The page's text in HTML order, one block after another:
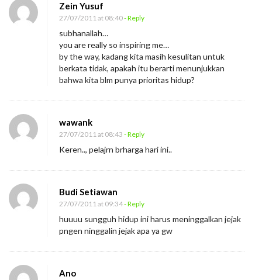
p
Zein Yusuf
27/07/2011 at 08:40- Reply
subhanallah…
you are really so inspiring me…
by the way, kadang kita masih kesulitan untuk
berkata tidak, apakah itu berarti menunjukkan
bahwa kita blm punya prioritas hidup?
wawank
27/07/2011 at 08:43 - Reply
Keren.., pelajrn brharga hari ini..
Budi Setiawan
27/07/2011 at 09:34- Reply
huuuu sungguh hidup ini harus meninggalkan jejak
pngen ninggalin jejak apa ya gw
Ano